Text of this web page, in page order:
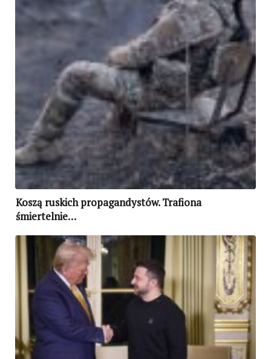
Koszą ruskich propagandystów. Trafiona
śmiertelnie…